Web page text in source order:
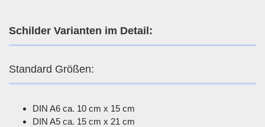
Schilder Varianten im Detail:
Standard Größen:
DIN A6 ca. 10 cm x 15 cm
DIN A5 ca. 15 cm x 21 cm